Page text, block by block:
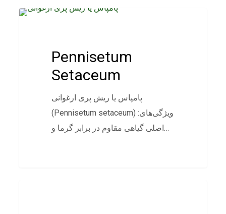
Pennisetum
Setaceum
پامپاس یا ریش پری ارغوانی
(Pennisetum setaceum) :ویژگی‌های
اصلی گیاهی مقاوم در برابر گرما و…